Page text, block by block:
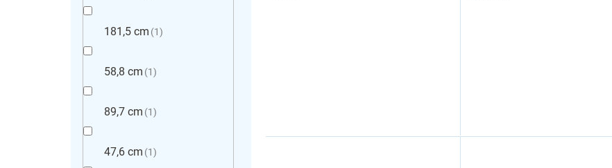
181,5 cm 1
58,8 cm 1
89,7 cm 1
47,6 cm 1